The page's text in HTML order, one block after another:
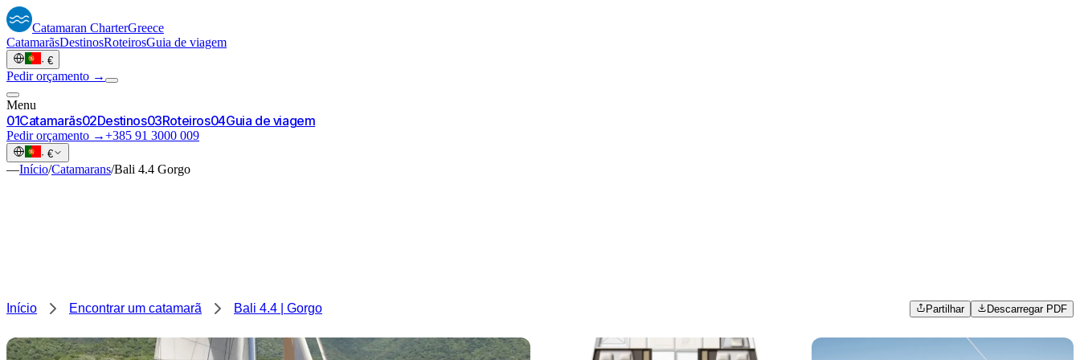
Catamaran CharterGreece
CatamarãsDestinosRoteirosGuia de viagem
· €
Pedir orçamento →
Menu
01Catamarãs02Destinos03Roteiros04Guia de viagem
Pedir orçamento →+385 91 3000 009
· €
—Início/Catamarans/Bali 4.4 Gorgo
Início Encontrar um catamarã Bali 4.4 | Gorgo Partilhar Descarregar PDF